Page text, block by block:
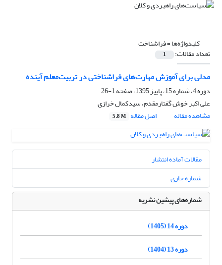
کلیدواژه‌ها =فراشناخت
تعداد مقالات: 1
مدلی برای آموزش مهارت‌های فراشناختی در تربیت‌معلم آینده
دوره 4، شماره 15، پاییز 1395، صفحه
1-26
علی اکبر خوش گفتارمقدم، سیدکمال خرازی
مشاهده مقاله
اصل مقاله 5.8 M
مقالات آماده انتشار
شماره جاری
شماره‌های پیشین نشریه
دوره 14 (1405)
دوره 13 (1404)